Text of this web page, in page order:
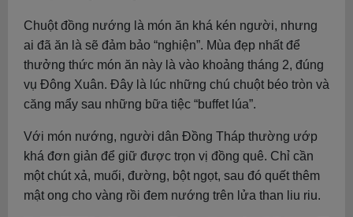
Chuột đồng nướng là món ăn khá kén người, nhưng
ai đã ăn là sẽ đảm bảo “nghiện”. Mùa đẹp nhất để
thưởng thức món ăn này là vào khoảng tháng 2, đúng
vụ Đông Xuân. Đây là lúc những chú chuột béo tròn và
căng mẩy sau những bữa tiệc “buffet lúa”.
Với món nướng, người dân Đồng Tháp thường ướp
khá đơn giản để giữ được trọn vị đồng quê. Chỉ cần
một chút xả, muối, đường, bột ngọt, sau đó quết thêm
mật ong cho vàng rồi đem nướng trên lửa than liu riu.